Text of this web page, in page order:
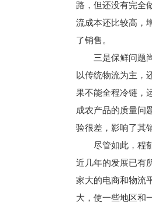
路，但还没有完全
流成本还比较高，
了销售。
三是保鲜问题
以传统物流为主，
果不能全程冷链，
成农产品的质量问
验很差，影响了其
尽管如此，程
近几年的发展已有
家大的电商和物流
大，使一些地区和